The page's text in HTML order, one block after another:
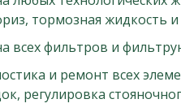
тормозная жидкость и
всех фильтров и
и ремонт всех
регулировка